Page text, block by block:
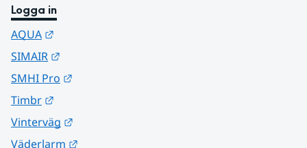
Logga in
AQUA
SIMAIR
SMHI Pro
Timbr
Vinterväg
Väderlarm